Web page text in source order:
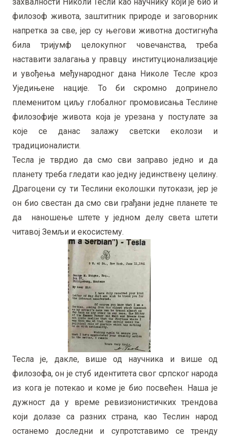
филозоф живота, заштитник природе и заговорник
напретка за све, јер су његови животна достигнућа
била тријумф целокупног човечанства, треба
наставити залагања у правцу институционализације
и увођења међународног дана Николе Тесле кроз
Уједињене нације. То би скромно допринело
племенитом циљу глобалног промовисања Теслине
филозофије живота која је урезана у постулате за
које се данас залажу светски еколози и
традиционалисти.
Тесла је тврдио да смо сви заправо једно и да
планету треба гледати као једну јединствену целину.
Драгоцени су ти Теслини еколошки путокази, јер је
он био свестан да смо сви грађани једне планете те
да наношење штете у једном делу света штети
читавој Земљи и екосистему.
Тесла је, дакле, више од научника и више од
филозофа, он је стуб идентитета свог српског народа
из кога је потекао и коме је био посвећен. Наша је
дужност да у време ревизионистичких трендова
који долазе са разних страна, као Теслин народ
останемо доследни и супротставимо се тренду